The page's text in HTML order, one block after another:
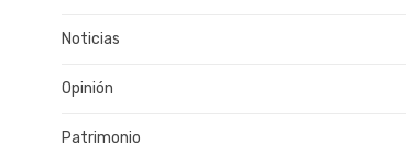
Noticias
Opinión
Patrimonio